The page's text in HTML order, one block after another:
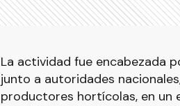
La actividad fue encabezada
junto a autoridades
productores hortícolas, en un